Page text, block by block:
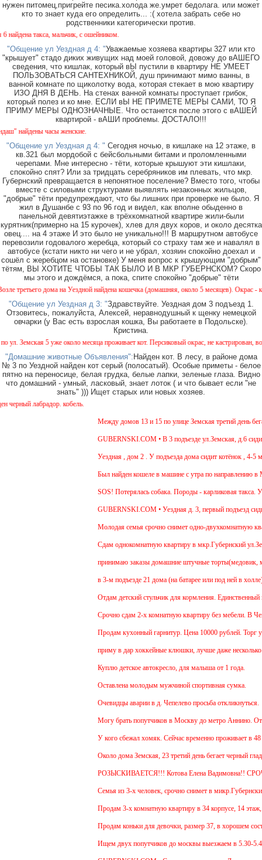
нужен питомец,пригрейте песика.холода же.умрет бедолага. или может
кто то знает куда его определить... :( хотела забрать себе но
родственники категорически против.
такса, мальчик, с ошейником.
"Общение ул Уездная д 4: "Уважаемые хозяева квартиры 327 или кто
"крышует" стадо диких живущих над моей головой, довожу до вАШЕГО
сведения, что кишлак, который вЫ пустили в квартиру НЕ УМЕЕТ
ПОЛЬЗОВАТЬСЯ САНТЕХНИКОЙ, душ принимают мимо ванны, в
ванной комнате по щиколотку вода, которая стекает в мою квартиру
ИЗО ДНЯ В ДЕНЬ. На стенах ванной комнаты проступает грибок,
который полез и ко мне. ЕСЛИ вЫ НЕ ПРИМЕТЕ МЕРЫ САМИ, ТО Я
ПРИМУ МЕРЫ ОДНОЗНАЧНЫЕ. Что останется после этого с вАШЕЙ
квартирой - вАШИ проблемы. ДОСТАЛО!!!
найдены часы женские.
"Общение ул Уездная д 4: " Сегодня ночью, в кишлаке на 12 этаже, в
кв.321 был мордобой с бейсбольными битами и проломленными
черепами. Мне интересно - тёти, которые крышуют эти кишлаки,
спокойно спят? Или за тридцать серебряников им плевать, что мкр.
Губернский превращается в непонятное поселение? Вместо того, чтобы
вместе с силовыми структурами выявлять незаконных жильцов,
"добрые" тёти предупреждают, что бы лишних при проверке не было. Я
жил в Душанбе с 93 по 96 год и видел, как вполне обыденно в
панельной девятиэтажке в трёхкомнатной квартире жили-были
курятник(примерно на 15 курочек), хлев для двух коров, и около десятка
овец.... на 4 этаже И это было не уникально!!! В маршрутном автобусе
перевозили годовалого жеребца, который со страху там же и навалял в
автобусе (кстати никто ни чего и не убрал, хозяин спокойно доехал и
сошёл с жеребцом на остановке) У меня вопрос к крышующим "добрым"
тётям, ВЫ ХОТИТЕ ЧТОБЫ ТАК БЫЛО И В МКР ГУБЕРНСКОМ? Скоро
мы этого и дождёмся, а пока, спите спокойно "добрые" тёти
дома на Уездной найдена кошечка (домашняя, около 5 месяцев). Окрас -
"Общение ул Уездная д 3: "Здравствуйте. Уездная дом 3 подъезд 1.
Отзовитесь, пожалуйста, Алексей, неравнодушный к щенку немецкой
овчарки (у Вас есть взрослая кошка, Вы работаете в Подольске).
Кристина.
Земская 5 уже около месяца проживает кот. Персиковый окрас, не кастрирован,
"Домашние животные Объявления": Найден кот. В лесу, в районе дома
№ 3 по Уездной найден кот серый (полосатый). Особые приметы - белое
пятно на переносице, белая грудка, белые лапки, зеленые глаза. Видно
что домашний - умный, ласковый, знает лоток ( и что бывает если "не
знать" ))) Ищет старых или новых хозяев.
лабрадор. кобель.
Между домов 13 и 15 по улице Земская третий день
GUBERNSKI.COM • В 3 подъезде ул.Земская, д.6
Уездная , дом 2 . У подъезда дома сидит котёнок , 4-5
Был найден кошеле в машине с утра по направлению в
SOS! Потерялась собака. Породы - карликовая такса.
GUBERNSKI.COM • Уездная д. 3, первый подъезд
Молодая семья срочно снимет одно-двухкомнатную
Cдам однокомнатную квартиру в мкр.Губернский
принимаю заказы домашние штучные торты(медовик,
в 3-м подъезде 21 дома (на батарее или под ней в
Отдам детский стульчик для кормления. Единственный
Срочно сдам 2-х комнатную квартиру без мебели. В
Продам кухонный гарнитур. Цена 10000 рублей. Торг
приму в дар хоккейные клюшки, лучше даже несколько:)
Куплю детское автокресло, для малыша от 1 года.
Оставлена молодым мужчиной спортивная сумка.
Очевидцы аварии в д. Чепелево просьба откликнуться.
Могу брать попутчиков в Москву до метро Аннино.
У кого сбежал хомяк. Сейчас временно проживает в 48
Около дома Земская, 23 третий день бегает черный
РОЗЫСКИВАЕТСЯ!!! Котова Елена Вадимовна!!
Семья из 3-х человек, срочно снимет в
Продам 3-х комнатную квартиру в 34 корпусе, 14
Продам коньки для девочки, размер 37, в хорошем
Ищем двух попутчиков до москвы выезжаем в 5.30-5.45